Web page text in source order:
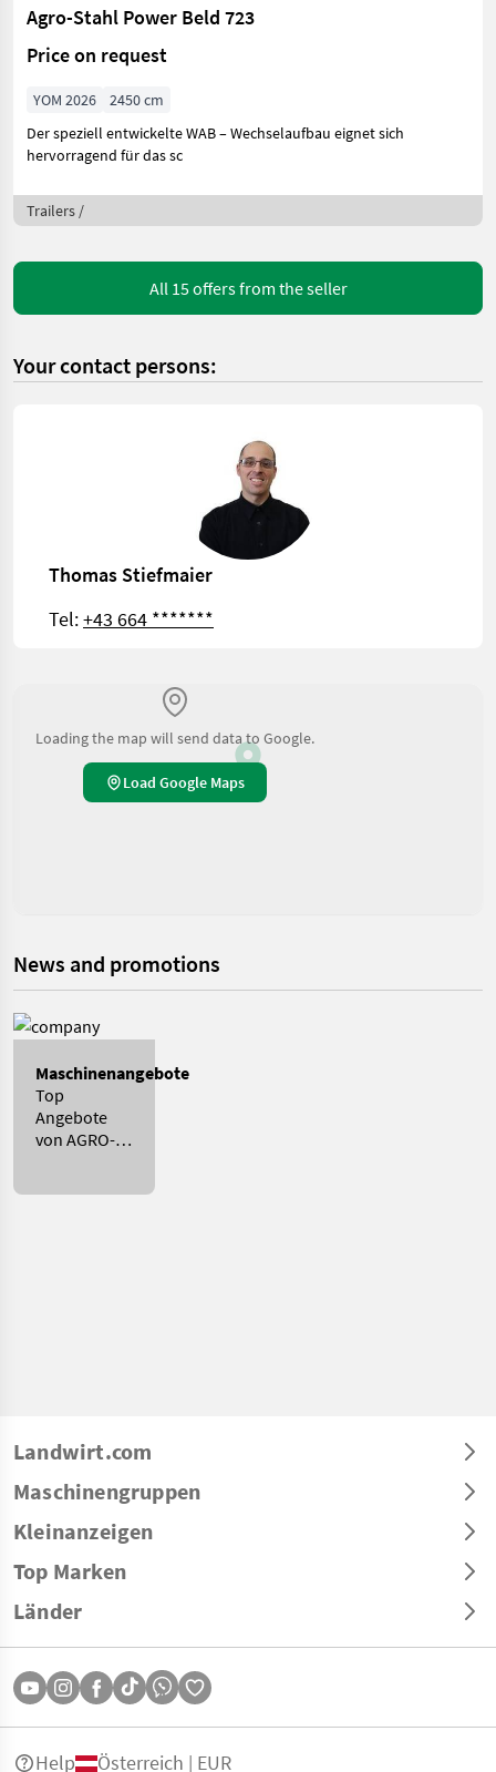
Agro-Stahl Power Beld 723
Price on request
YOM 2026
2450 cm
Der speziell entwickelte WAB – Wechselaufbau eignet sich
hervorragend für das sc
Trailers /
All 15 offers from the seller
Your contact persons:
Thomas Stiefmaier
Tel:+43 664 *******
Loading the map will send data to Google.
Load Google Maps
News and promotions
Maschinenangebote
Top
Angebote
von AGRO-
Landwirt.com
Maschinengruppen
Kleinanzeigen
Top Marken
Länder
Help Österreich | EUR